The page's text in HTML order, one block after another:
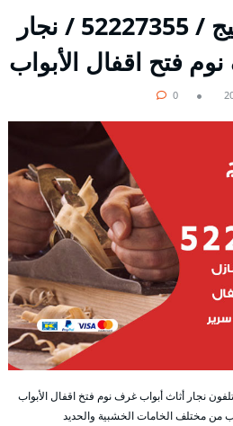
نجار أبواب الضجيج / 52227355 / نجار
فتح اقفال الأبواب
0
نجار أثاث أبواب غرف نوم فتخ اقفال الأبواب
من مختلف الخامات الخشبية والحديد